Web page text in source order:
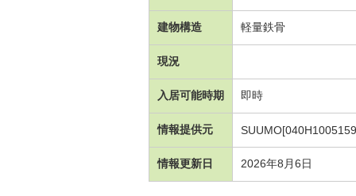
建物構造 軽量鉄骨
現況
入居可能時期 即時
情報提供元
情報更新日 2026年8月6日